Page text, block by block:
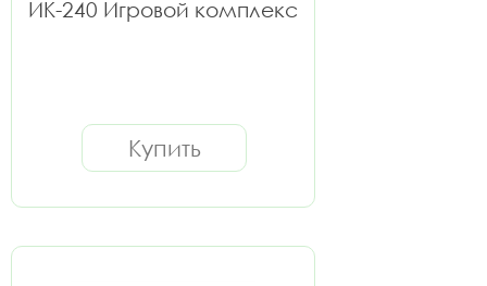
ИК-240 Игровой комплекс
Купить